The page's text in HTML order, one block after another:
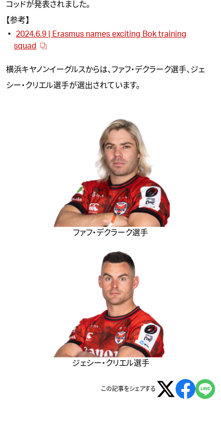
コッドが発表されました。
【参考】
2024.6.9 | Erasmus names exciting Bok training
squad
横浜キヤノンイーグルスからは、ファフ・デクラーク選手、ジェ
シー・クリエル選手が選出されています。
ファフ・デクラーク選手
ジェシー・クリエル選手
この記事をシェアする